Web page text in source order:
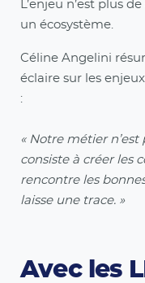
L’enjeu n’est plus
un écosystème.
Céline Angelini
éclaire sur les
:
« Notre métier
consiste à créer les
rencontre les
laisse une trace. »
Avec les